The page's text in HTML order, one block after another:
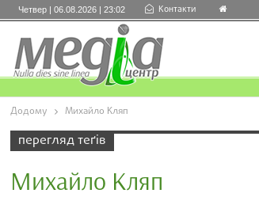
Четвер | 06.08.2026 | 23:02 Контакти
Додому Михайло Кляп
перегляд теґів
Михайло Кляп